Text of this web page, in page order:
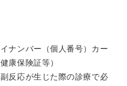
ナンバー（個人番号）カー
康保険証等）
反応が生じた際の診療で必